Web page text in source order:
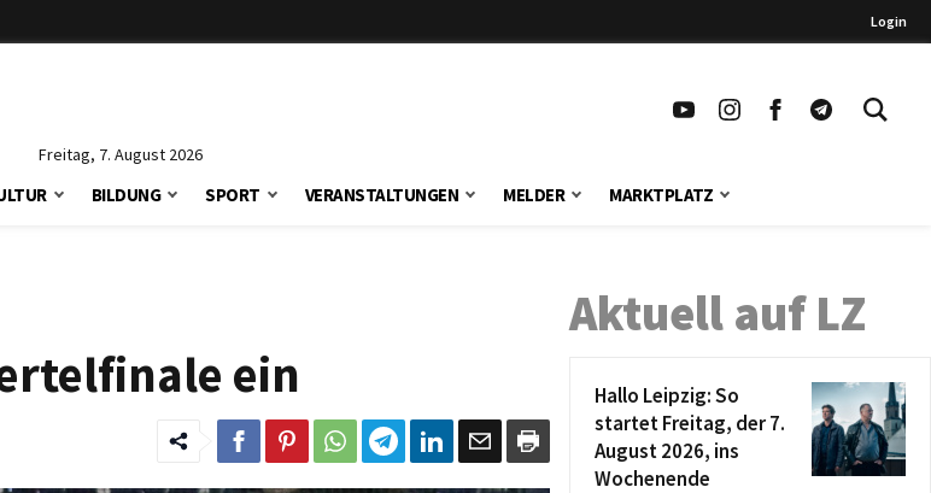
Login
Freitag, 7. August 2026
BILDUNG SPORT VERANSTALTUNGEN MELDER MARKTPLATZ
ein
Aktuell auf LZ
Hallo Leipzig: So
startet Freitag, der 7.
August 2026, ins
Wochenende